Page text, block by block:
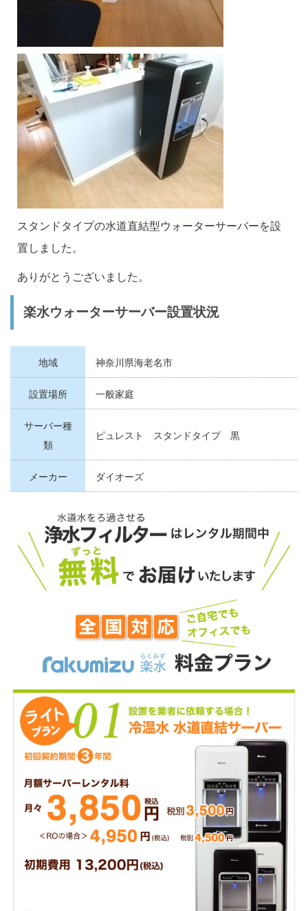
スタンドタイプの水道直結型ウォーターサーバーを設
置しました。
ありがとうございました。
楽水ウォーターサーバー設置状況
地域 神奈川県海老名市
設置場所 一般家庭
サーバー種
類
ピュレスト スタンドタイプ 黒
メーカー ダイオーズ